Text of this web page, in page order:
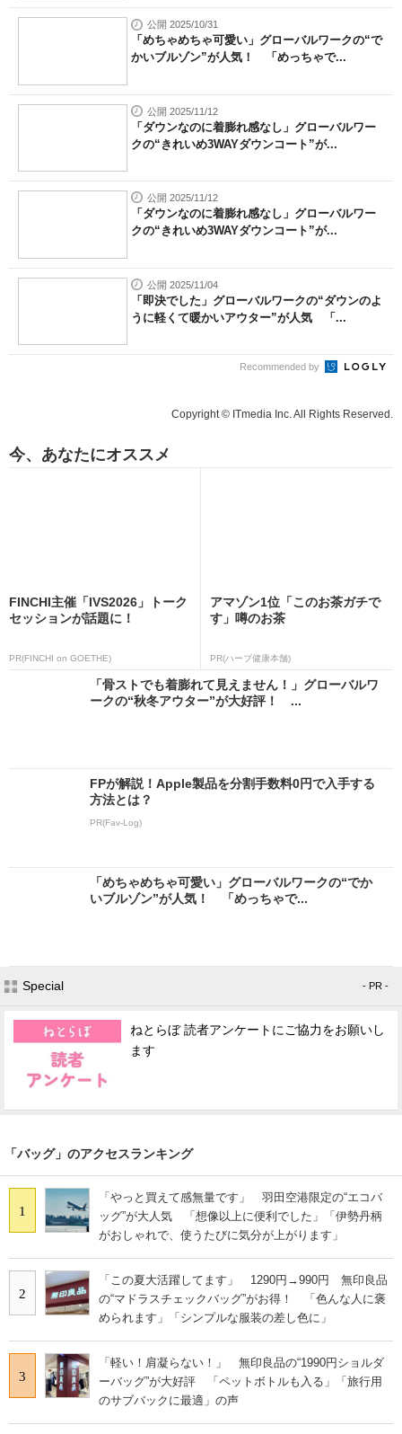
公開 2025/10/31
「めちゃめちゃ可愛い」グローバルワークの“で
かいブルゾン”が人気！ 「めっちゃで...
公開 2025/11/12
「ダウンなのに着膨れ感なし」グローバルワー
クの“きれいめ3WAYダウンコート”が...
公開 2025/11/12
「ダウンなのに着膨れ感なし」グローバルワー
クの“きれいめ3WAYダウンコート”が...
公開 2025/11/04
「即決でした」グローバルワークの“ダウンのよ
うに軽くて暖かいアウター”が人気 「...
Recommended by
Copyright © ITmedia Inc. All Rights Reserved.
今、あなたにオススメ
FINCHI主催「IVS2026」トーク
セッションが話題に！
PR(FINCHI on GOETHE)
アマゾン1位「このお茶ガチで
す」噂のお茶
PR(ハーブ健康本舗)
「骨ストでも着膨れて見えません！」グローバルワ
ークの“秋冬アウター”が大好評！ ...
FPが解説！Apple製品を分割手数料0円で入手する
方法とは？
PR(Fav-Log)
「めちゃめちゃ可愛い」グローバルワークの“でか
いブルゾン”が人気！ 「めっちゃで...
Special - PR -
ねとらぼ 読者アンケートにご協力をお願いし
ます
「バッグ」のアクセスランキング
1
「やっと買えて感無量です」 羽田空港限定の“エコバ
ッグ”が大人気 「想像以上に便利でした」「伊勢丹柄
がおしゃれで、使うたびに気分が上がります」
2
「この夏大活躍してます」 1290円→990円 無印良品
の“マドラスチェックバッグ”がお得！ 「色んな人に褒
められます」「シンプルな服装の差し色に」
3
「軽い！肩凝らない！」 無印良品の“1990円ショルダ
ーバッグ”が大好評 「ペットボトルも入る」「旅行用
のサブバックに最適」の声